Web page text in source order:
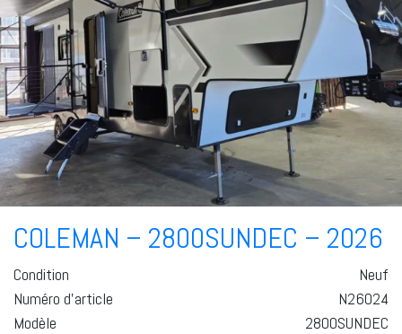
COLEMAN – 2800SUNDEC – 2026
Condition
Neuf
Numéro d'article
N26024
Modèle
2800SUNDEC